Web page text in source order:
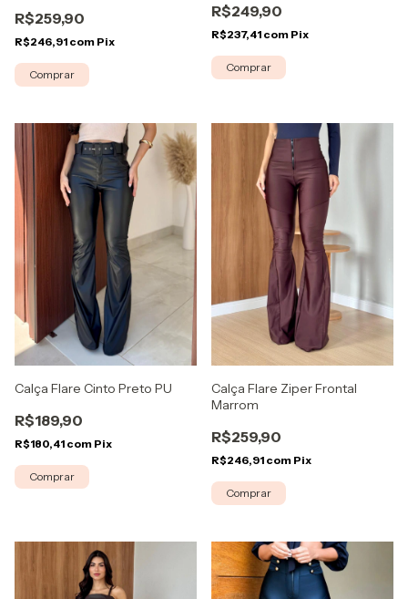
R$259,90
R$246,91 com Pix
Comprar
R$249,90
R$237,41 com Pix
Comprar
Calça Flare Cinto Preto PU
R$189,90
R$180,41 com Pix
Comprar
Calça Flare Ziper Frontal
Marrom
R$259,90
R$246,91 com Pix
Comprar